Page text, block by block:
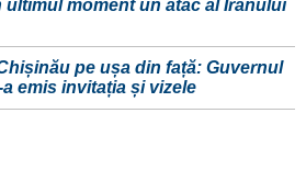
ultimul moment un atac al Iranului
pe ușa din față: Guvernul
emis invitația și vizele